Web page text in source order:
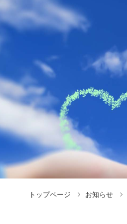
トップページ お知らせ